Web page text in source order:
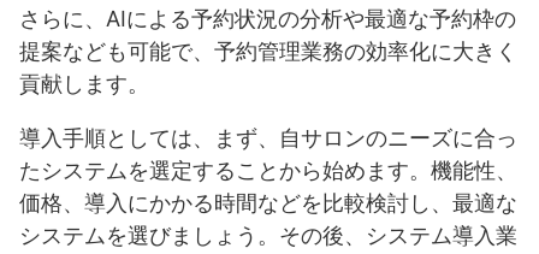
さらに、AIによる予約状況の分析や最適な予約枠の
提案なども可能で、予約管理業務の効率化に大きく
貢献します。
導入手順としては、まず、自サロンのニーズに合っ
たシステムを選定することから始めます。機能性、
価格、導入にかかる時間などを比較検討し、最適な
システムを選びましょう。その後、システム導入業